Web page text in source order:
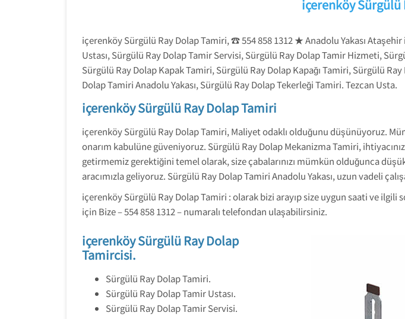
içerenköy Sürgülü
içerenköy Sürgülü Ray Dolap Tamiri, ☎️ 554 858 1312 ★ Anadolu Yakası
Ustası, Sürgülü Ray Dolap Tamir Servisi, Sürgülü Ray Dolap Tamir Hizmeti,
Sürgülü Ray Dolap Kapak Tamiri, Sürgülü Ray Dolap Kapağı Tamiri, Sürgülü
Dolap Tamiri Anadolu Yakası, Sürgülü Ray Dolap Tekerleği Tamiri. Tezcan Usta.
içerenköy Sürgülü Ray Dolap Tamiri
içerenköy Sürgülü Ray Dolap Tamiri, Maliyet odaklı olduğunu düşünüyoruz.
onarım kabulüne güveniyoruz. Sürgülü Ray Dolap Mekanizma Tamiri,
getirmemiz gerektiğini temel olarak, size çabalarınızı mümkün olduğunca
aracımızla geliyoruz. Sürgülü Ray Dolap Tamiri Anadolu Yakası, uzun vadeli
içerenköy Sürgülü Ray Dolap Tamiri : olarak bizi arayıp size uygun saati ve
için Bize – 554 858 1312 – numaralı telefondan ulaşabilirsiniz.
içerenköy Sürgülü Ray Dolap
Tamircisi.
Sürgülü Ray Dolap Tamiri.
Sürgülü Ray Dolap Tamir Ustası.
Sürgülü Ray Dolap Tamir Servisi.